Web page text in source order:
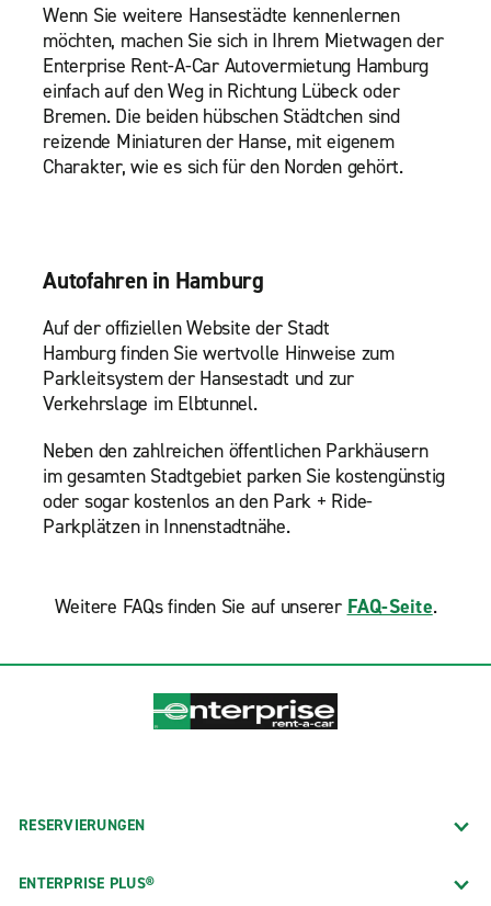
Wenn Sie weitere Hansestädte kennenlernen
möchten, machen Sie sich in Ihrem Mietwagen der
Enterprise Rent-A-Car Autovermietung Hamburg
einfach auf den Weg in Richtung Lübeck oder
Bremen. Die beiden hübschen Städtchen sind
reizende Miniaturen der Hanse, mit eigenem
Charakter, wie es sich für den Norden gehört.
Autofahren in Hamburg
Auf der offiziellen Website der Stadt
Hamburg finden Sie wertvolle Hinweise zum
Parkleitsystem der Hansestadt und zur
Verkehrslage im Elbtunnel.
Neben den zahlreichen öffentlichen Parkhäusern
im gesamten Stadtgebiet parken Sie kostengünstig
oder sogar kostenlos an den Park + Ride-
Parkplätzen in Innenstadtnähe.
Weitere FAQs finden Sie auf unserer FAQ-Seite.
RESERVIERUNGEN
ENTERPRISE PLUS®